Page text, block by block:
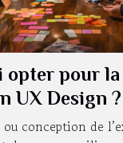
opter pour la
UX Design ?
ou conception de